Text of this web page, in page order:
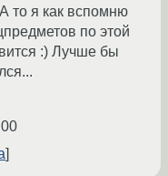
то я как вспомню
по этой
:) Лучше бы